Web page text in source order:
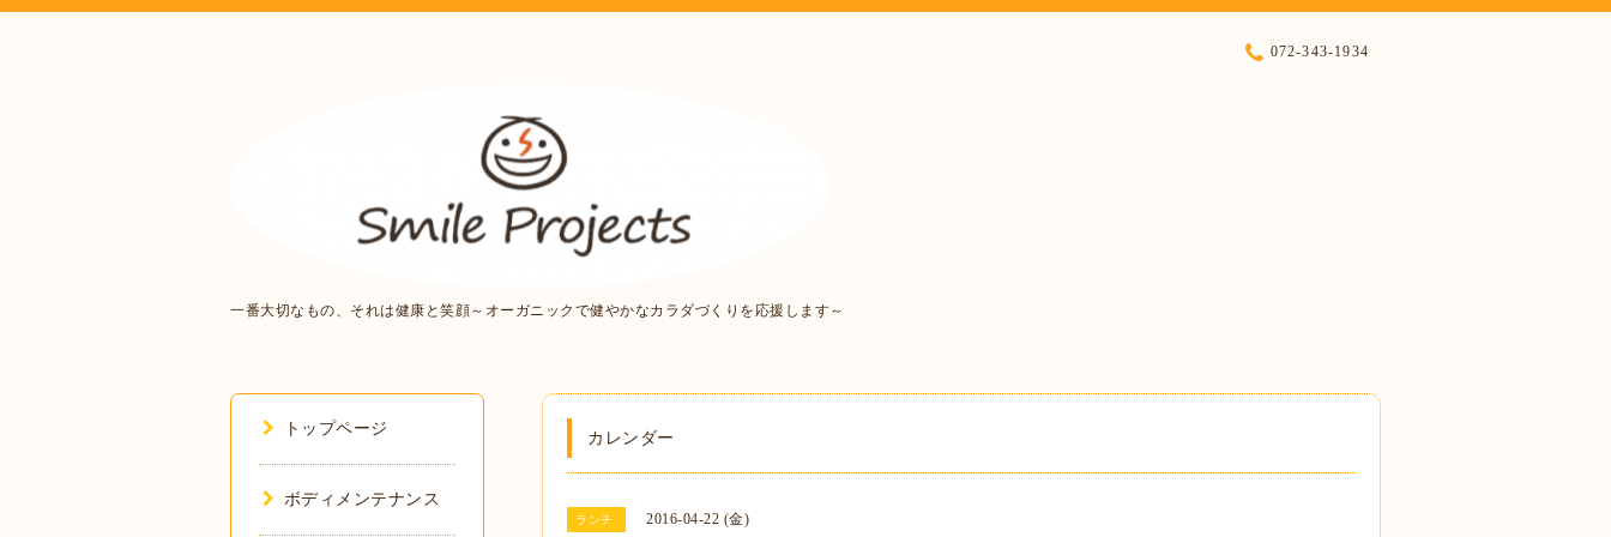
一番大切なもの、それは健康と笑顔～オーガニックで健やかなカラダづくりを応援します～
072-343-1934
カレンダー
ランチ 2016-04-22 (金)
トップページ
ボディメンテナンス